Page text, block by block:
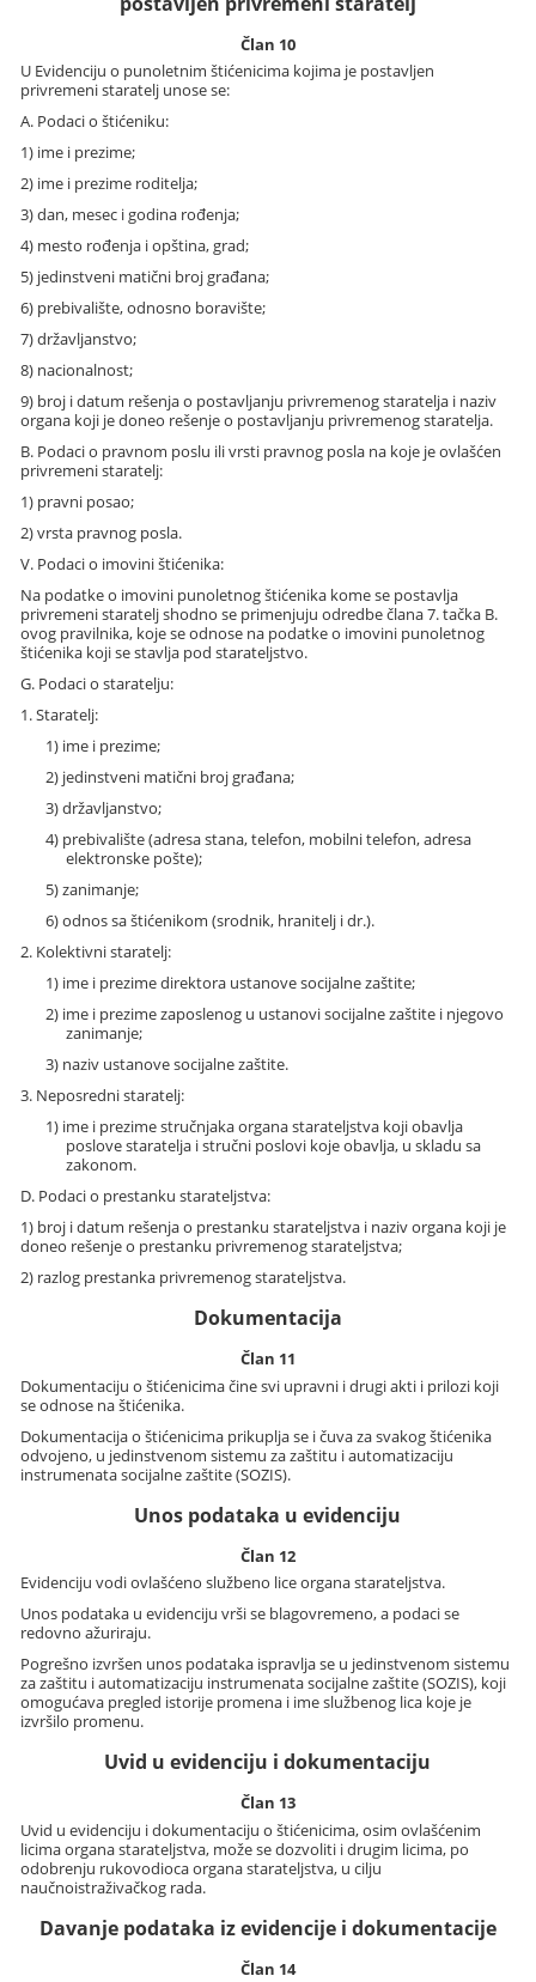
Član 10
U Evidenciju o punoletnim štićenicima kojima je postavljen
privremeni staratelj unose se:
A. Podaci o štićeniku:
1) ime i prezime;
2) ime i prezime roditelja;
3) dan, mesec i godina rođenja;
4) mesto rođenja i opština, grad;
5) jedinstveni matični broj građana;
6) prebivalište, odnosno boravište;
7) državljanstvo;
8) nacionalnost;
9) broj i datum rešenja o postavljanju privremenog staratelja i naziv
organa koji je doneo rešenje o postavljanju privremenog staratelja.
B. Podaci o pravnom poslu ili vrsti pravnog posla na koje je ovlašćen
privremeni staratelj:
1) pravni posao;
2) vrsta pravnog posla.
V. Podaci o imovini štićenika:
Na podatke o imovini punoletnog štićenika kome se postavlja
privremeni staratelj shodno se primenjuju odredbe člana 7. tačka B.
ovog pravilnika, koje se odnose na podatke o imovini punoletnog
štićenika koji se stavlja pod starateljstvo.
G. Podaci o staratelju:
1. Staratelj:
1) ime i prezime;
2) jedinstveni matični broj građana;
3) državljanstvo;
4) prebivalište (adresa stana, telefon, mobilni telefon, adresa
elektronske pošte);
5) zanimanje;
6) odnos sa štićenikom (srodnik, hranitelj i dr.).
2. Kolektivni staratelj:
1) ime i prezime direktora ustanove socijalne zaštite;
2) ime i prezime zaposlenog u ustanovi socijalne zaštite i njegovo
zanimanje;
3) naziv ustanove socijalne zaštite.
3. Neposredni staratelj:
1) ime i prezime stručnjaka organa starateljstva koji obavlja
poslove staratelja i stručni poslovi koje obavlja, u skladu sa
zakonom.
D. Podaci o prestanku starateljstva:
1) broj i datum rešenja o prestanku starateljstva i naziv organa koji je
doneo rešenje o prestanku privremenog starateljstva;
2) razlog prestanka privremenog starateljstva.
Dokumentacija
Član 11
Dokumentaciju o štićenicima čine svi upravni i drugi akti i prilozi koji
se odnose na štićenika.
Dokumentacija o štićenicima prikuplja se i čuva za svakog štićenika
odvojeno, u jedinstvenom sistemu za zaštitu i automatizaciju
instrumenata socijalne zaštite (SOZIS).
Unos podataka u evidenciju
Član 12
Evidenciju vodi ovlašćeno službeno lice organa starateljstva.
Unos podataka u evidenciju vrši se blagovremeno, a podaci se
redovno ažuriraju.
Pogrešno izvršen unos podataka ispravlja se u jedinstvenom sistemu
za zaštitu i automatizaciju instrumenata socijalne zaštite (SOZIS), koji
omogućava pregled istorije promena i ime službenog lica koje je
izvršilo promenu.
Uvid u evidenciju i dokumentaciju
Član 13
Uvid u evidenciju i dokumentaciju o štićenicima, osim ovlašćenim
licima organa starateljstva, može se dozvoliti i drugim licima, po
odobrenju rukovodioca organa starateljstva, u cilju
naučnoistraživačkog rada.
Davanje podataka iz evidencije i dokumentacije
Član 14